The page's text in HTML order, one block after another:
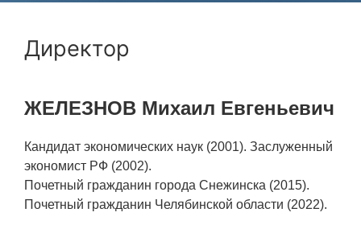
исследования
Экспериментальная база
Космическая защита Земли
Забабахинские научные чтения
Семинар «Радиационная физика
Директор
ЖЕЛЕЗНОВ Михаил Евгеньевич
Кандидат экономических наук (2001). Заслуженный
экономист РФ (2002).
​​​​​​​Почетный гражданин города Снежинска (2015).
Почетный гражданин Челябинской области (2022).